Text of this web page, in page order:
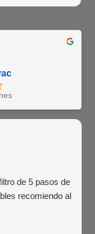
de 5 pasos de
recomiendo al